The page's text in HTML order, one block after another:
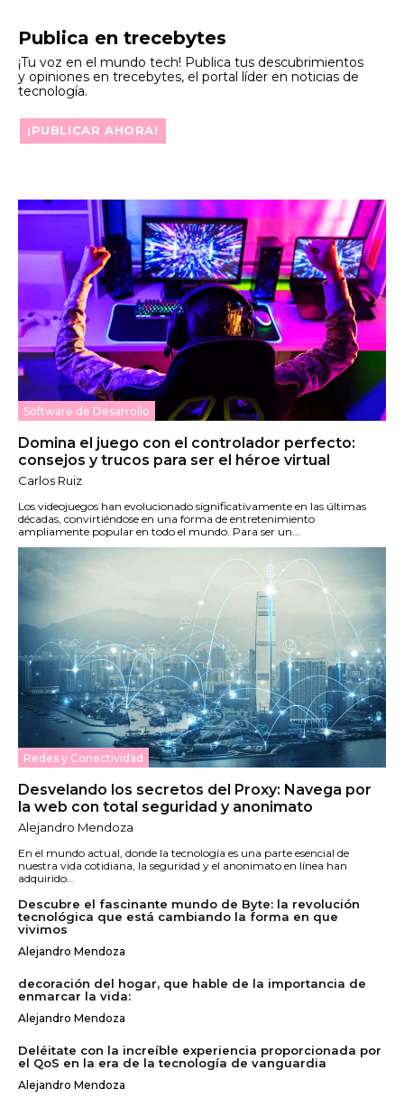
Publica en trecebytes
¡Tu voz en el mundo tech! Publica tus descubrimientos
y opiniones en trecebytes, el portal líder en noticias de
tecnología.
¡PUBLICAR AHORA!
Software de Desarrollo
Domina el juego con el controlador perfecto:
consejos y trucos para ser el héroe virtual
Carlos Ruiz
Los videojuegos han evolucionado significativamente en las últimas
décadas, convirtiéndose en una forma de entretenimiento
ampliamente popular en todo el mundo. Para ser un...
Redes y Conectividad
Desvelando los secretos del Proxy: Navega por
la web con total seguridad y anonimato
Alejandro Mendoza
En el mundo actual, donde la tecnología es una parte esencial de
nuestra vida cotidiana, la seguridad y el anonimato en línea han
adquirido...
Descubre el fascinante mundo de Byte: la revolución
tecnológica que está cambiando la forma en que
vivimos
Alejandro Mendoza
decoración del hogar, que hable de la importancia de
enmarcar la vida:
Alejandro Mendoza
Deléitate con la increíble experiencia proporcionada por
el QoS en la era de la tecnología de vanguardia
Alejandro Mendoza